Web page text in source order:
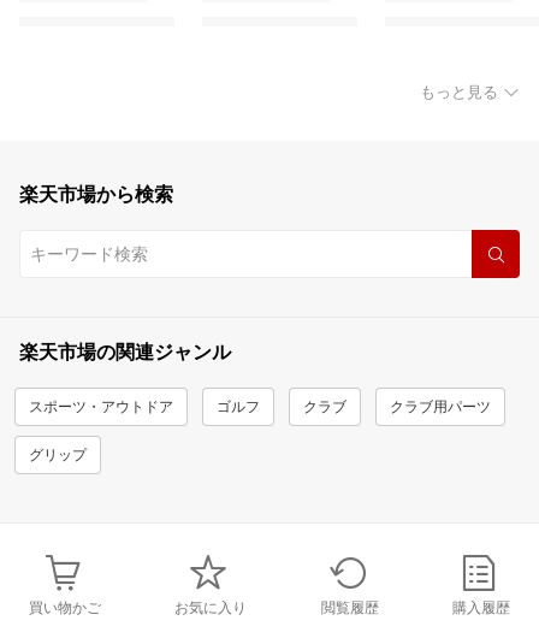
もっと見る
楽天市場から検索
楽天市場の関連ジャンル
スポーツ・アウトドア ゴルフ クラブ クラブ用パーツ
グリップ
買い物かご お気に入り 閲覧履歴 購入履歴